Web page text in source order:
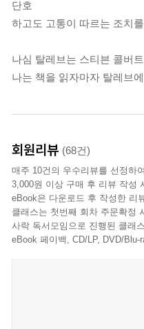
이 책이 『블랙 스완』보다
납득시키는 데 많은 노력을
일어날지 모른다는 사실을
〈파이낸셜타임스〉는
『안티프래질』은 출간 즉
경제경영 부분 1위를 차지
리스크는 예측할 수 없다,
바벨 전략을 활용하여 안티
오차는 훨씬 더 커지기 때
산업, 정치 체제처럼 대상
단호
하고도 고통이 따르는 조치
나심 탈레브는 스티븐 콜버
나는 책을 읽자마자 탈레브
회원리뷰 (68건)
매주 10건의 우수리뷰를 선정하
3,000원 이상 구매 후 리뷰 작성
eBook은 다운로드 후 작성한 리
클래스는 첫번째 회차 주문확정
사락 독서모임으로 진행된 클래
eBook 페이백, CD/LP, DVD/